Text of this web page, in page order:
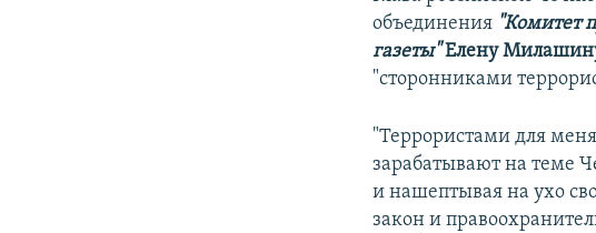
объединения "Комитет
газеты" Елену
"сторонниками
"Террористами для
зарабатывают на теме
и нашептывая на ухо
закон и